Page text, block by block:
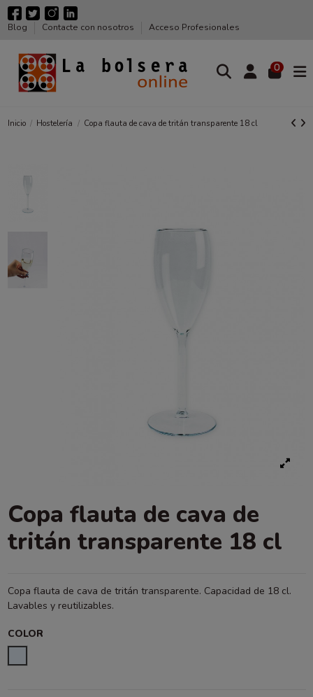
Blog Contacte con nosotros Acceso Profesionales
0
Inicio Hostelería Copa flauta de cava de tritán transparente 18 cl
Copa flauta de cava de
tritán transparente 18 cl
Copa flauta de cava de tritán transparente. Capacidad de 18 cl.
Lavables y reutilizables.
COLOR